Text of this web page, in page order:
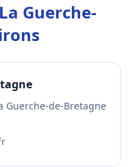
Guerche-
Guerche-de-Bretagne